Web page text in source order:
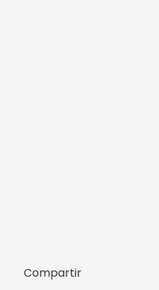
Compartir